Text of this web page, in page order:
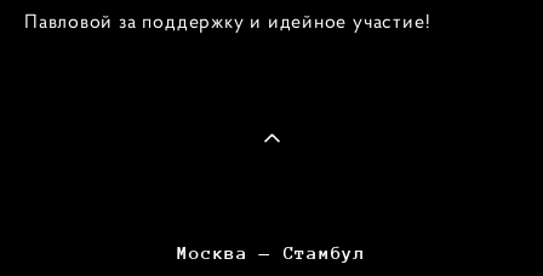
Павловой за поддержку и идейное участие!
Москва — Стамбул